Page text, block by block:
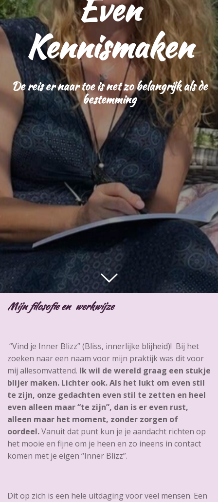
Even
Kennismaken
De reis er naar toe is net zo belangrijk als de
bestemming
Mijn filosofie en werkwijze
“Vind je Inner Blizz” (Bliss, innerlijke blijheid)! Bij het
zoeken naar een naam voor mijn praktijk was dit voor
mij allesomvattend. Ik wil de wereld graag een stukje
blijer maken. Lichter ook. Als het lukt om even stil
te zijn, onze gedachten even stil te zetten en heel
even alleen maar “te zijn”, dan is er even rust,
alleen maar het moment, zonder zorgen of
oordeel.Vanuit dat punt kun je je aandacht richten op
het mooie en fijne om je heen en zo ineens in contact
komen met je eigen “Inner Blizz”.
Dit op zich is een hele uitdaging voor veel mensen. Een